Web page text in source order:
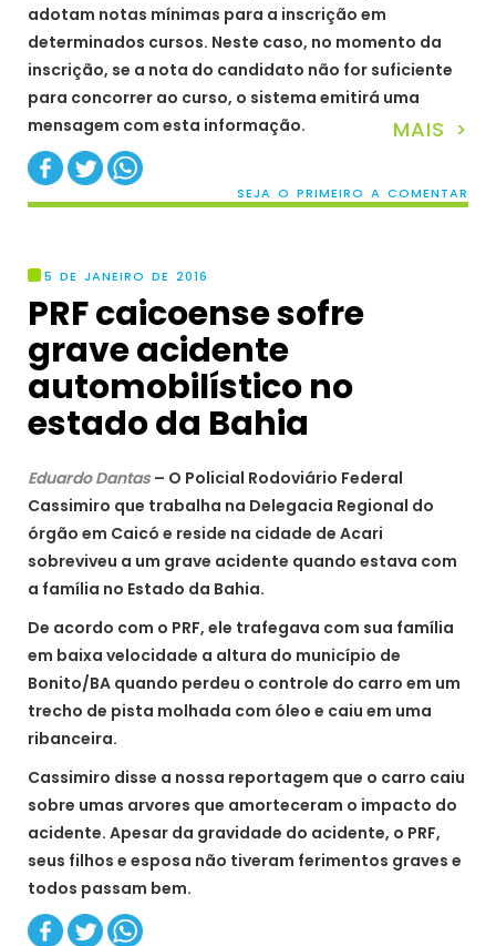
adotam notas mínimas para a inscrição em
determinados cursos. Neste caso, no momento da
inscrição, se a nota do candidato não for suficiente
para concorrer ao curso, o sistema emitirá uma
mensagem com esta informação.
MAIS >
SEJA O PRIMEIRO A COMENTAR
5 DE JANEIRO DE 2016
PRF caicoense sofre
grave acidente
automobilístico no
estado da Bahia
Eduardo Dantas – O Policial Rodoviário Federal
Cassimiro que trabalha na Delegacia Regional do
órgão em Caicó e reside na cidade de Acari
sobreviveu a um grave acidente quando estava com
a família no Estado da Bahia.
De acordo com o PRF, ele trafegava com sua família
em baixa velocidade a altura do município de
Bonito/BA quando perdeu o controle do carro em um
trecho de pista molhada com óleo e caiu em uma
ribanceira.
Cassimiro disse a nossa reportagem que o carro caiu
sobre umas arvores que amorteceram o impacto do
acidente. Apesar da gravidade do acidente, o PRF,
seus filhos e esposa não tiveram ferimentos graves e
todos passam bem.